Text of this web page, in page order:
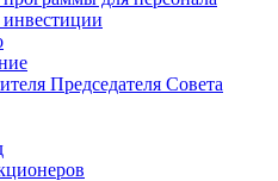
Председателя Совета